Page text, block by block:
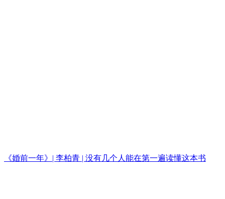
《婚前一年》| 李柏青 | 没有几个人能在第一遍读懂这本书